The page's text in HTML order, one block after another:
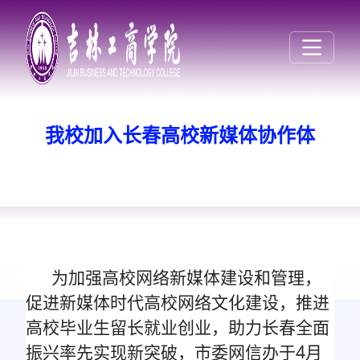
我校加入长春高校新媒体协作体
为加强高校网络新媒体建设和管理，
促进新媒体时代高校网络文化建设，推进
高校毕业生留长就业创业，助力长春全面
振兴率先实现新突破，市委网信办于4月